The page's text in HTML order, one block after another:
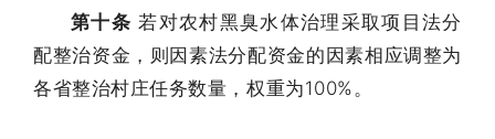
第十条 若对农村黑臭水体治理采取项目法分
配整治资金，则因素法分配资金的因素相应调整为
各省整治村庄任务数量，权重为100%。